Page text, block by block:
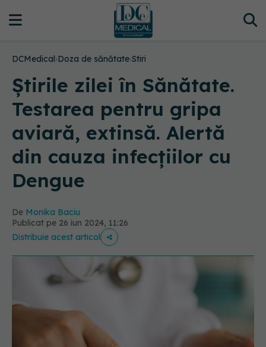
DCMedical›Doza de sănătate›Stiri
Știrile zilei în Sănătate.
Testarea pentru gripa
aviară, extinsă. Alertă
din cauza infecțiilor cu
Dengue
De Monika Baciu
Publicat pe 26 iun 2024, 11:26
Distribuie acest articol